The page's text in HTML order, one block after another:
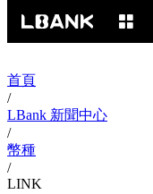
首頁
/
LBank 新聞中心
/
幣種
/
LINK